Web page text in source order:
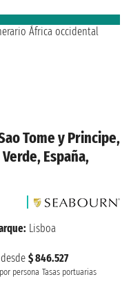
Tome y Principe,
España,
$ 846.527
persona Tasas portuarias
Lisboa